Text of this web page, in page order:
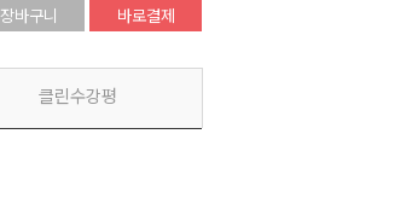
장바구니 바로결제
클린수강평